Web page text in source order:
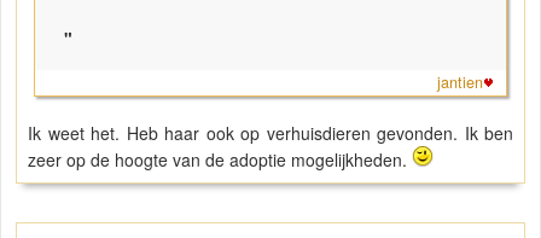
"
jantien
Ik weet het. Heb haar ook op verhuisdieren gevonden. Ik ben
zeer op de hoogte van de adoptie mogelijkheden.